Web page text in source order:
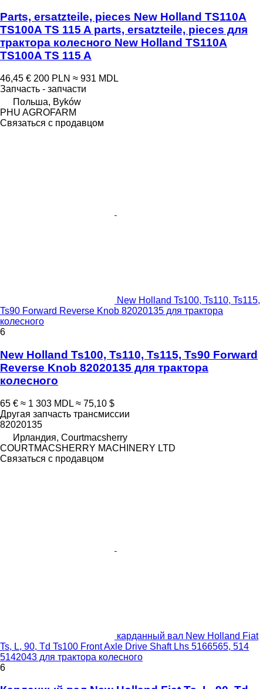
Parts, ersatzteile, pieces New Holland TS110A
TS100A TS 115 A parts, ersatzteile, pieces для
трактора колесного New Holland TS110A
TS100A TS 115 A
46,45 € 200 PLN ≈ 931 MDL
Запчасть - запчасти
Польша, Byków
PHU AGROFARM
Связаться с продавцом
New Holland Ts100, Ts110, Ts115,
Ts90 Forward Reverse Knob 82020135 для трактора
колесного
6
New Holland Ts100, Ts110, Ts115, Ts90 Forward
Reverse Knob 82020135 для трактора
колесного
65 € ≈ 1 303 MDL ≈ 75,10 $
Другая запчасть трансмиссии
82020135
Ирландия, Courtmacsherry
COURTMACSHERRY MACHINERY LTD
Связаться с продавцом
карданный вал New Holland Fiat
Ts, L, 90, Td Ts100 Front Axle Drive Shaft Lhs 5166565, 514
5142043 для трактора колесного
6